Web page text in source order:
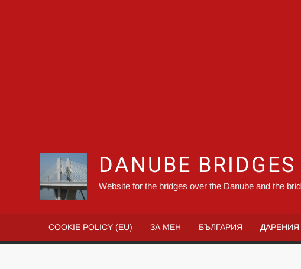
DANUBE BRIDGES
Website for the bridges over the Danube and the
COOKIE POLICY (EU) ЗА МЕН БЪЛГАРИЯ ДАРЕНИЯ